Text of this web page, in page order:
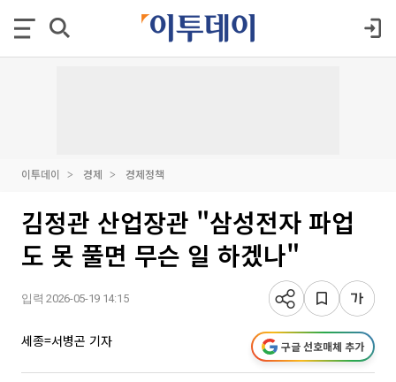
이투데이 경제 경제정책
김정관 산업장관 "삼성전자 파업
도 못 풀면 무슨 일 하겠나"
입력 2026-05-19 14:15
세종=서병곤 기자 구글 선호매체 추가